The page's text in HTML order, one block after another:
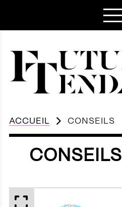
ACCUEIL CONSEILS
CONSEILS
APERÇU